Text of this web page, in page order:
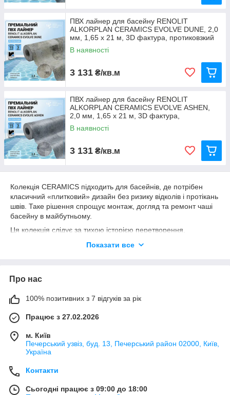
ПВХ лайнер для басейну RENOLIT
ALKORPLAN CERAMICS EVOLVE DUNE, 2,0
мм, 1,65 x 21 м, 3D фактура, протиковзкий
клас C
В наявності
3 131 ₴/кв.м
ПВХ лайнер для басейну RENOLIT
ALKORPLAN CERAMICS EVOLVE ASHEN,
2,0 мм, 1,65 x 21 м, 3D фактура,
протиковзкий клас C
В наявності
3 131 ₴/кв.м
Колекція CERAMICS підходить для басейнів, де потрібен
класичний «плитковий» дизайн без ризику відколів і протікань
швів. Таке рішення спрощує монтаж, догляд та ремонт чаші
басейну в майбутньому.
Ця колекція слідує за тихою історією перетворення,
які визначають, ким ми стаємо.
Цю подорож простежують три кольори.
можливостей.
«Dune» — мить рівноваги: теплий, стійкий і навмисно
спокійний.
Попелястий — ясність прибуття: глибокий, структурований і
спокійно впевнений.
Разом вони перетворюють басейн на відображення
зростання, де дизайн еволюціонує разом із почуттями,
Показати все
Про нас
100% позитивних з 7 відгуків за рік
Працює з 27.02.2026
м. Київ
Печерський узвіз, буд. 13, Печерський район 02000, Київ,
Україна
Контакти
Сьогодні працює з 09:00 до 18:00